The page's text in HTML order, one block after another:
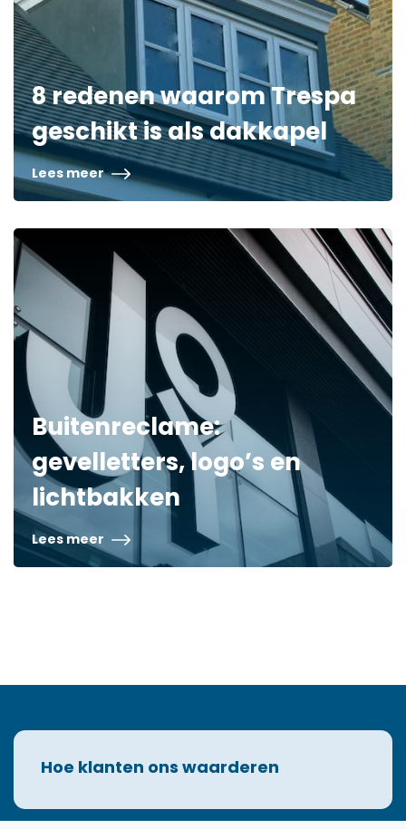
8 redenen waarom Trespa
geschikt is als dakkapel
Lees meer
Buitenreclame:
gevelletters, logo’s en
lichtbakken
Lees meer
Hoe klanten ons waarderen